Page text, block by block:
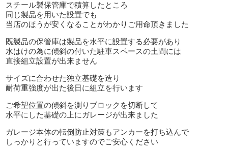
スチール製保管庫で積算したところ
同じ製品を用いた設置でも
当店のほうが安くなることがわかりご用命頂きました
既製品の保管庫は製品を水平に設置する必要があり
水はけの為に傾斜の付いた駐車スペースの土間には
直接組立設置が出来ません
サイズに合わせた独立基礎を造り
耐荷重強度が出た後日に組立を行います
ご希望位置の傾斜を測りブロックを切断して
水平にした基礎の上にガレージが出来ました
ガレージ本体の転倒防止対策もアンカーを打ち込んで
しっかりと行っていますのでご安心ください